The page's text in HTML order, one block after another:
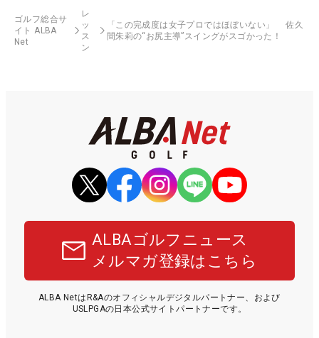
ゴルフ総合サ
イト ALBA
Net
レ
ッ
ス
ン
「この完成度は女子プロではほぼいない」 佐久
間朱莉の“お尻主導”スイングがスゴかった！
ALBAゴルフニュース
メルマガ登録はこちら
ALBA NetはR&Aのオフィシャルデジタルパートナー、および
USLPGAの日本公式サイトパートナーです。